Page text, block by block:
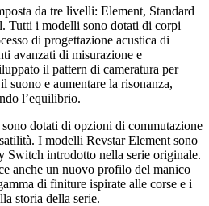
da tre livelli: Element, Standard
Tutti i modelli sono dotati di corpi
di progettazione acustica di
avanzati di misurazione e
il pattern di cameratura per
suono e aumentare la risonanza,
l’equilibrio.
dotati di opzioni di commutazione
I modelli Revstar Element sono
Switch introdotto nella serie originale.
anche un nuovo profilo del manico
di finiture ispirate alle corse e i
storia della serie.